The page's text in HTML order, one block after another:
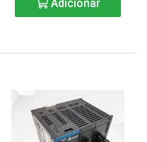
Adicionar